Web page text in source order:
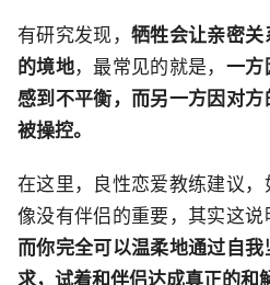
有研究发现，牺牲会让亲密
的境地，最常见的就是， 一方
感到不平衡，而另一方因对方
被操控。
在这里，良性恋爱教练建议
像没有伴侣的重要，其实这说
而你完全可以温柔地通过自
求，试着和伴侣达成真正的和